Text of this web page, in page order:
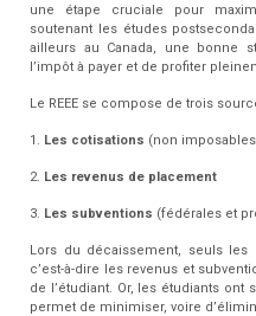
une étape cruciale pour
soutenant les études
ailleurs au Canada, une bonne
l’impôt à payer et de profiter
Le REEE se compose de trois
1. Les cotisations (non
2. Les revenus de placement
3. Les subventions (fédérales et
Lors du décaissement, seuls les
c’est-à-dire les revenus et
de l’étudiant. Or, les étudiants
permet de minimiser, voire